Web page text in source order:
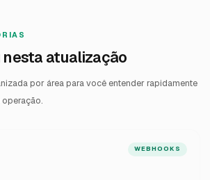
nesta atualização
por área para você entender rapidamente
WEBHOOKS